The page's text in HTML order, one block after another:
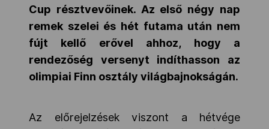
Társszervezetek
OVEP
Cup résztvevőinek. Az első négy nap
remek szelei és hét futama után nem
fújt kellő erővel ahhoz, hogy a
rendezőség versenyt indíthasson az
olimpiai Finn osztály világbajnokságán.
Az előrejelzések viszont a hétvége